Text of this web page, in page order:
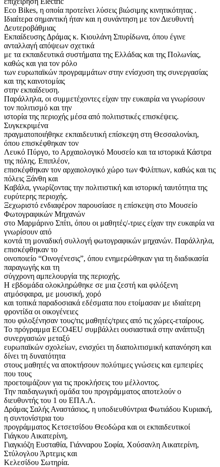
Eco Bikes, η οποία προτείνει λύσεις βιώσιμης κινητικότητας .
Ιδιαίτερα σημαντική ήταν και η συνάντηση με τον Διευθυντή
Δευτεροβάθμιας
Εκπαίδευσης Δράμας κ. Κιουλάνη Σπυρίδωνα, όπου έγινε
ανταλλαγή απόψεων σχετικά
με τα εκπαιδευτικά συστήματα της Ελλάδας και της Πολωνίας,
καθώς και για τον ρόλο
των ευρωπαϊκών προγραμμάτων στην ενίσχυση της συνεργασίας
και της καινοτομίας
στην εκπαίδευση.
Παράλληλα, οι συμμετέχοντες είχαν την ευκαιρία να γνωρίσουν
τον πολιτισμό και την
ιστορία της περιοχής μέσα από πολιτιστικές επισκέψεις.
Συγκεκριμένα
πραγματοποιήθηκε εκπαιδευτική επίσκεψη στη Θεσσαλονίκη,
όπου επισκέφθηκαν τον
Λευκό Πύργο, το Αρχαιολογικό Μουσείο και τα ιστορικά Κάστρα
της πόλης. Επιπλέον,
επισκέφθηκαν τον αρχαιολογικό χώρο των Φιλίππων, καθώς και τις
πόλεις Ξάνθη και
Καβάλα, γνωρίζοντας την πολιτιστική και ιστορική ταυτότητα της
ευρύτερης περιοχής.
Ξεχωριστό ενδιαφέρον παρουσίασε η επίσκεψη στο Μουσείο
Φωτογραφικών Μηχανών
στο Μαρμάρινο Σπίτι, όπου οι μαθητές/-τριες είχαν την ευκαιρία να
γνωρίσουν από
κοντά τη μοναδική συλλογή φωτογραφικών μηχανών. Παράλληλα,
επισκέφθηκαν το
οινοποιείο “Οινογένεσις”, όπου ενημερώθηκαν για τη διαδικασία
παραγωγής και τη
σύγχρονη αμπελουργία της περιοχής.
Η εβδομάδα ολοκληρώθηκε σε μια ζεστή και φιλόξενη
ατμόσφαιρα, με μουσική, χορό
και τοπικά παραδοσιακά εδέσματα που ετοίμασαν με ιδιαίτερη
φροντίδα οι οικογένειες
που φιλοξένησαν τους/τις μαθητές/τριες από τις χώρες-εταίρους.
Το πρόγραμμα ECO4EU συμβάλλει ουσιαστικά στην ανάπτυξη
συνεργασιών μεταξύ
ευρωπαϊκών σχολείων, ενισχύει τη διαπολιτισμική κατανόηση και
δίνει τη δυνατότητα
στους μαθητές να αποκτήσουν πολύτιμες γνώσεις και εμπειρίες
που τους
προετοιμάζουν για τις προκλήσεις του μέλλοντος.
Την παιδαγωγική ομάδα του προγράμματος αποτελούν ο
διευθυντής του 1 ου ΕΠΑ.Λ.
Δράμας Σαλής Αναστάσιος, η υποδιευθύντρια Φωτιάδου Κυριακή,
η συντονίστρια του
προγράμματος Κετσετσίδου Θεοδώρα και οι εκπαιδευτικοί
Γιάγκου Αικατερίνη,
Γιαγκιόζη Ευσταθία, Γιάνναρου Σοφία, Χούσανλη Αικατερίνη,
Στύλογλου Άρτεμις και
Κελεσίδου Σωτηρία.